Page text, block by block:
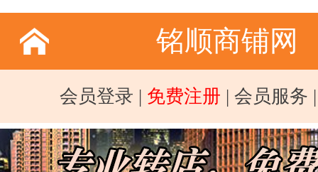
铭顺商铺网
会员登录 | 免费注册 | 会员服务